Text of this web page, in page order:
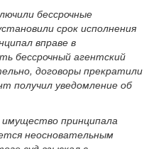
бессрочные
срок исполнения
вправе в
бессрочный агентский
договоры прекратили
получил уведомление об
принципала
неосновательным